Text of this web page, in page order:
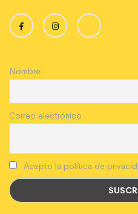
Nombre
Correo electrónico
Acepto la política de